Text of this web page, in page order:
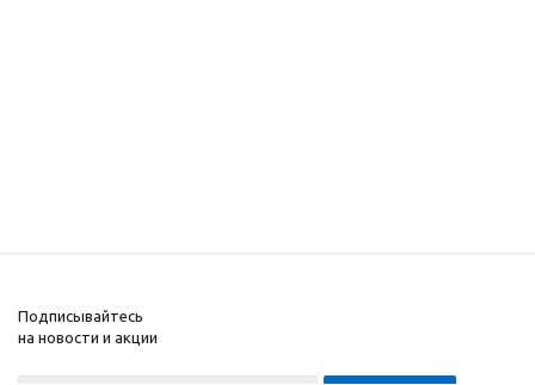
Подписывайтесь
на новости и акции